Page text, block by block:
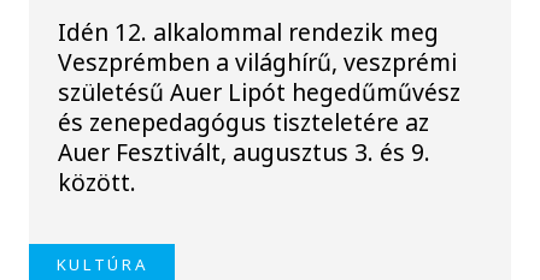
Idén 12. alkalommal rendezik meg
Veszprémben a világhírű, veszprémi
születésű Auer Lipót hegedűművész
és zenepedagógus tiszteletére az
Auer Fesztivált, augusztus 3. és 9.
között.
KULTÚRA